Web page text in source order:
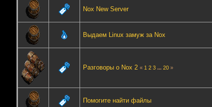
Nox New Server
Выдаем Linux замуж за Nox
Разговоры о Nox 2 « 1 2 3 ...20 »
Помогите найти файлы